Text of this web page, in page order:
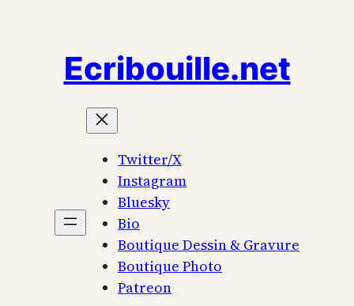
Ecribouille.net
Twitter/X
Instagram
Bluesky
Bio
Boutique Dessin & Gravure
Boutique Photo
Patreon